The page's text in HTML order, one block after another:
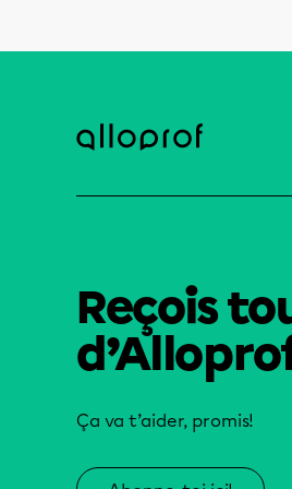
Reçois
Ça va t’aider, promis!